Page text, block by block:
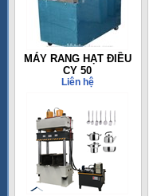
MÁY RANG HẠT ĐIỀU
CY 50
Liên hệ